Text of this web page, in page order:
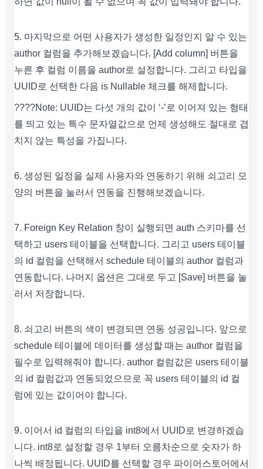
5. 마지막으로 어떤 사용자가 생성한 일정인지 알 수 있는
author 컬럼을 추가해보겠습니다. [Add column] 버튼을
누른 후 컬럼 이름을 author로 설정합니다. 그리고 타입을
UUID로 선택한 다음 is Nullable 체크를 해제합니다.
????Note: UUID는 다섯 개의 값이 ‘-’로 이어져 있는 형태
를 띄고 있는 특수 문자열값으로 언제 생성해도 절대로 겹
치지 않는 특성을 가집니다.
6. 생성된 일정을 실제 사용자와 연동하기 위해 쇠고리 모
양의 버튼을 눌러서 연동을 진행해보겠습니다.
7. Foreign Key Relation 창이 실행되면 auth 스키마를 선
택하고 users 테이블을 선택합니다. 그리고 users 테이블
의 id 컬럼을 선택해서 schedule 테이블의 author 컬럼과
연동합니다. 나머지 옵션은 그대로 두고 [Save] 버튼을 눌
러서 저장합니다.
8. 쇠고리 버튼의 색이 변경되면 연동 성공입니다. 앞으로
schedule 테이블에 데이터를 생성할 때는 author 컬럼을
필수로 입력해줘야 합니다. author 컬럼값은 users 테이블
의 id 컬럼값과 연동되었으므로 꼭 users 테이블의 id 컬
럼에 있는 값이어야 합니다.
9. 이어서 id 컬럼의 타입을 int8에서 UUID로 변경하겠습
니다. int8로 설정할 경우 1부터 오름차순으로 숫자가 하
나씩 배정됩니다. UUID를 선택할 경우 파이어스토어에서